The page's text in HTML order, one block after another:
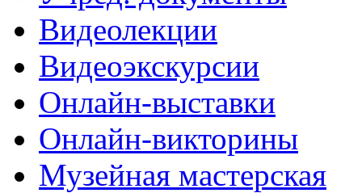
Видеолекции
Видеоэкскурсии
Онлайн-выставки
Онлайн-викторины
Музейная мастерская